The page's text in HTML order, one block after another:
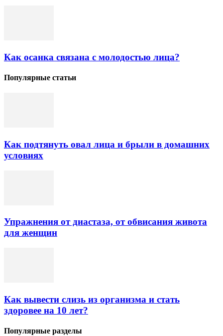
Как осанка связана с молодостью лица?
Популярные статьи
Как подтянуть овал лица и брыли в домашних
условиях
Упражнения от диастаза, от обвисания живота
для женщин
Как вывести слизь из организма и стать
здоровее на 10 лет?
Популярные разделы